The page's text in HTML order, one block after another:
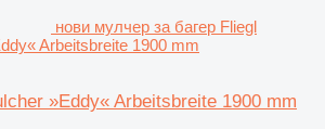
нови мулчер за багер Fliegl
Arbeitsbreite 1900 mm
»Eddy« Arbeitsbreite 1900 mm